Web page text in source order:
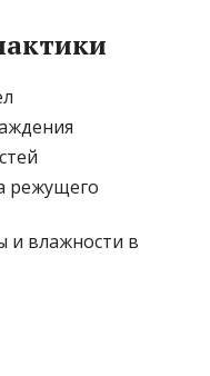
режущего
и влажности в